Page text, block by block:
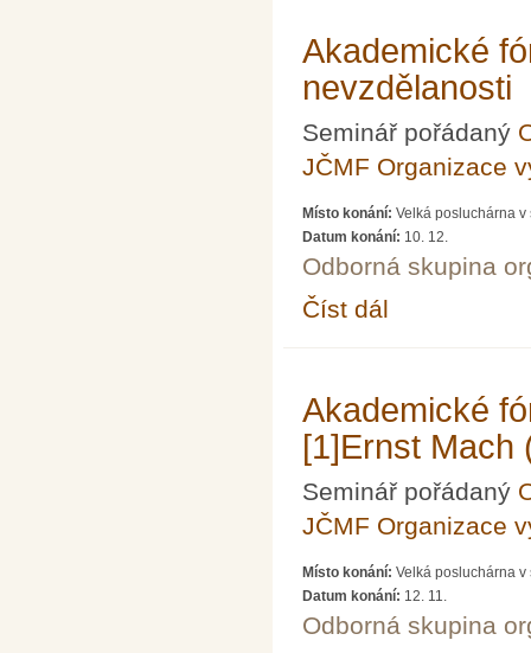
Akademické
nevzdělanosti
Seminář pořádaný
JČMF Organizace
Místo konání: Velká posluchárna v
Datum konání: 10. 12.
Odborná skupina
Číst dál
Akademické
[1]Ernst Mach
Seminář pořádaný
JČMF Organizace
Místo konání: Velká posluchárna v
Datum konání: 12. 11.
Odborná skupina